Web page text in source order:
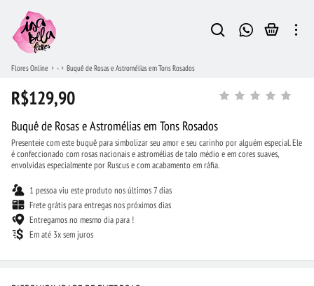
Flores Online - Buquê de Rosas e Astromélias em Tons Rosados
R$129,90
Buquê de Rosas e Astromélias em Tons Rosados
Presenteie com este buquê para simbolizar seu amor e seu carinho por alguém especial. Ele
é confeccionado com rosas nacionais e astromélias de talo médio e em cores suaves,
envolvidas especialmente por Ruscus e com acabamento em ráfia.
1 pessoa viu este produto nos últimos 7 dias
Frete grátis para entregas nos próximos dias
Entregamos no mesmo dia para !
Em até 3x sem juros